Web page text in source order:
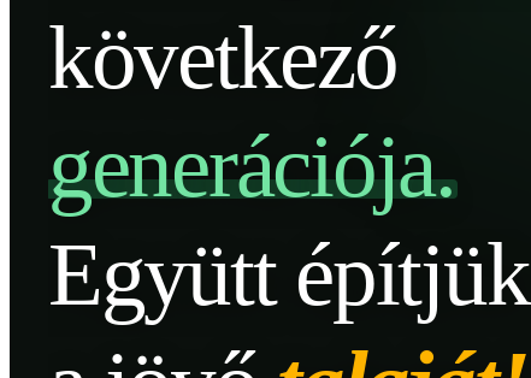
következő
generációja.
Együtt építjük